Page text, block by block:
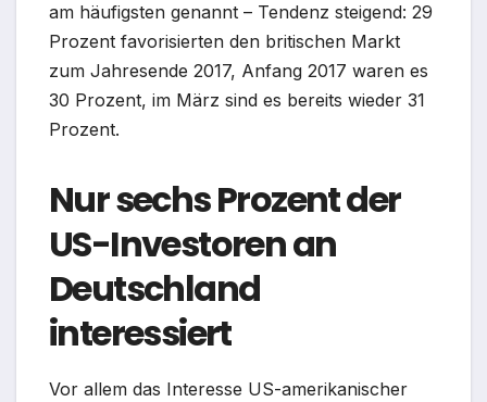
am häufigsten genannt – Tendenz steigend: 29
Prozent favorisierten den britischen Markt
zum Jahresende 2017, Anfang 2017 waren es
30 Prozent, im März sind es bereits wieder 31
Prozent.
Nur sechs Prozent der
US-Investoren an
Deutschland
interessiert
Vor allem das Interesse US-amerikanischer